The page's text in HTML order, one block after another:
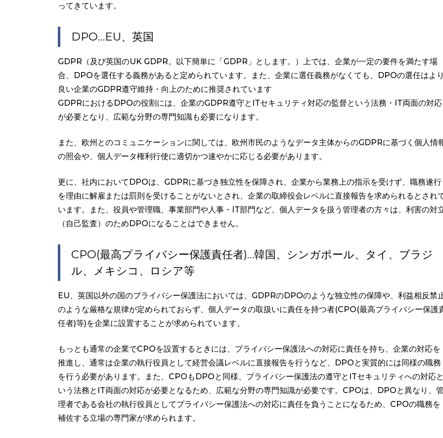
ってきています。
DPO…EU、英国
GDPR（及び英国のUK GDPR。以下簡単に「GDPR」とします。）上では、企業が一定の要件を満たす場
合、DPOを選任する義務があると定められています。また、企業に選任義務がなくても、DPOの選任はよ
良い企業のGDPR遵守維持・向上のために推奨されています
GDPRにおけるDPOの役割には、企業のGDPR遵守とITセキュリティ対応の監督という法務・IT両面の対応
が必要となり、広範な分野の専門知識も必要になります。
また、欧州とのコミュニケーションに関しては、欧州市民のようなデータ主体からのGDPRに基づく個人情
の照会や、個人データ権利行使に適切かつ速やかに応じる必要があります。
更に、社内においてDPOは、GDPRに基づき独立性を保障され、企業から業務上の指示を受けず、職務遂行
を理由に解雇または罰則を受けることがないとされ、企業の取締役会レベルに直接報告を求められるとされ
います。また、役員や管理職、事業部門や人事・IT部門など、個人データを扱う管理者の方々は、利害の対
（自己監査）のためDPOになることはできません。
CPO(最高プライバシー保護責任者)…韓国、シンガポール、タイ、ブラジ
ル、メキシコ、ロシア等
EU、英国以外の国のプライバシー保護法においては、GDPRのDPOのような独立性の保障や、利益相反禁
のような厳格な規律が定められておらず、個人データの取扱いに責任を持つ者(CPO(最高プライバシー保護
任者)等)を企業に設置することが求められています。
もっとも通常の企業でCPOを設置するときには、プライバシー保護法への対応に責任を持ち、企業の対応を
推進し、通常は企業の執行役員として経営会議レベルに直接報告を行うなど、DPOと実質的には同様の職務
を行う必要があります。また、CPOもDPOと同様、プライバシー保護法の遵守とITセキュリティへの対応
いう法務とIT両面の対応が必要となるため、広範な分野の専門知識が必要です。CPOは、DPOと異なり、
理者である会社の執行役員としてプライバシー保護法への対応に責任を負うことになるため、CPOの職務を
補佐する立場の専門家が求められます。